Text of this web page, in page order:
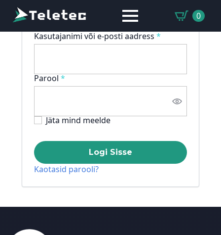
0
Kasutajanimi või e-posti aadress *
Parool *Nõutud
Jäta mind meelde
Logi Sisse
Kaotasid parooli?